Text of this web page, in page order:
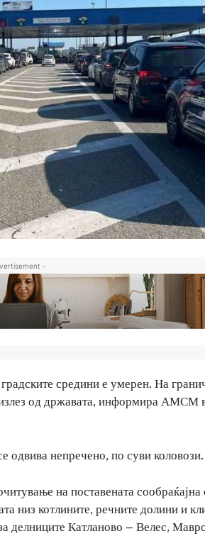
-
средини е умерен. На
од државата, информира АМСМ
одвива непречено, по суви коловози.
на поставената сообраќајна
низ котлините, речните долини и
делниците Катланово – Велес,